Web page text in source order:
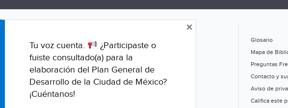
Glosario
Mapa de
Preguntas
Contacto y
Aviso de
Califica este
Tu voz cuenta.
¿Participaste o
fuiste consultado(a) para la
elaboración del Plan General de
Desarrollo de la Ciudad de México?
¡Cuéntanos!
×